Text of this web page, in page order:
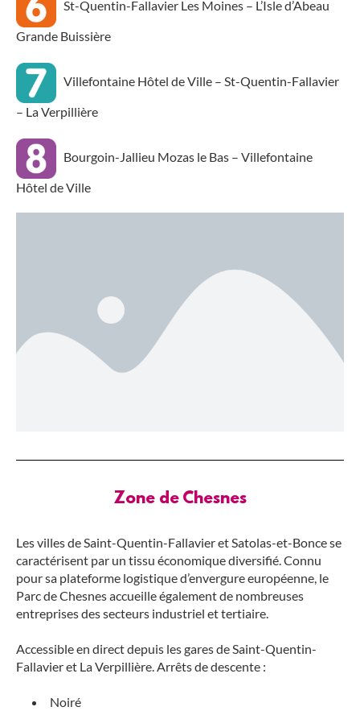
St-Quentin-Fallavier Les Moines – L’Isle d’Abeau
Grande Buissière
Villefontaine Hôtel de Ville – St-Quentin-Fallavier
– La Verpillière
Bourgoin-Jallieu Mozas le Bas – Villefontaine
Hôtel de Ville
Zone de Chesnes
Les villes de Saint-Quentin-Fallavier et Satolas-et-Bonce se
caractérisent par un tissu économique diversifié. Connu
pour sa plateforme logistique d’envergure européenne, le
Parc de Chesnes accueille également de nombreuses
entreprises des secteurs industriel et tertiaire.
Accessible en direct depuis les gares de Saint-Quentin-
Fallavier et La Verpillière. Arrêts de descente :
Noiré